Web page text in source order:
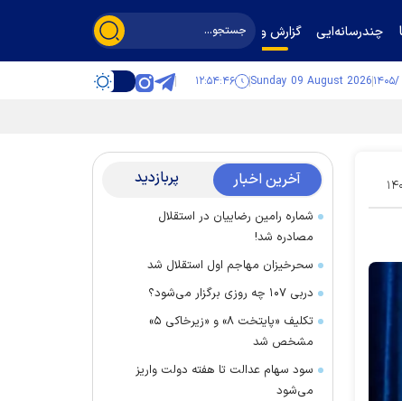
چندرسانه‌ایی گزارش و گفت‌وگو
Sunday 09 August 2026 ۱۲:۵۴:۴۷
۱۹ آخرین اخبار پربازدید
شماره رامین رضاییان در استقلال
مصادره شد!
سحرخیزان مهاجم اول استقلال شد
دربی ۱۰۷ چه روزی برگزار می‌شود؟
تکلیف «پایتخت ۸» و «زیرخاکی ۵»
مشخص شد
سود سهام عدالت تا هفته دولت واریز
می‌شود